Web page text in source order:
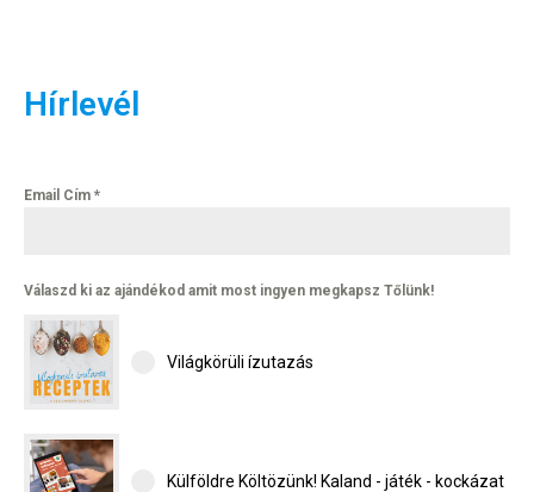
Hírlevél
Email Cím *
Válaszd ki az ajándékod amit most ingyen megkapsz Tőlünk!
Világkörüli ízutazás
Külföldre Költözünk! Kaland - játék - kockázat